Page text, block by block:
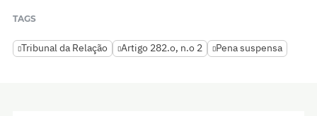
TAGS
Tribunal da Relação Artigo 282.o, n.o 2 Pena suspensa